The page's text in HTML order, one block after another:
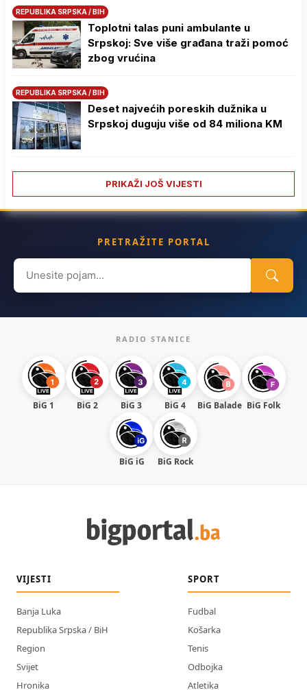
REPUBLIKA SRPSKA / BIH
Toplotni talas puni ambulante u
Srpskoj: Sve više građana traži pomoć
zbog vrućina
REPUBLIKA SRPSKA / BIH
Deset najvećih poreskih dužnika u
Srpskoj duguju više od 84 miliona KM
PRIKAŽI JOŠ VIJESTI
PRETRAŽITE PORTAL
Search
for:
RADIO STANICE
BiG 1 BiG 2 BiG 3 BiG 4 BiG Balade BiG Folk
BiG iG BiG Rock
VIJESTI
Banja Luka
Republika Srpska / BiH
Region
Svijet
Hronika
SPORT
Fudbal
Košarka
Tenis
Odbojka
Atletika